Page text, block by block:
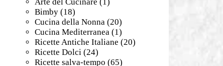
Bimby(18)
Cucina della Nonna (20)
Cucina Mediterranea (1)
Ricette Antiche Italiane (20)
Ricette Dolci (24)
Ricette salva-tempo (65)